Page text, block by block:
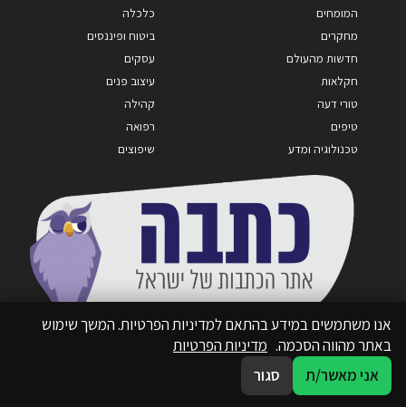
המומחים
מחקרים
חדשות מהעולם
חקלאות
טורי דעה
טיפים
טכנולוגיה ומדע
כלכלה
ביטוח ופיננסים
עסקים
עיצוב פנים
קהילה
רפואה
שיפוצים
אנו משתמשים במידע בהתאם למדיניות הפרטיות. המשך שימוש
באתר מהווה הסכמה. מדיניות הפרטיות
אני מאשר/ת
סגור